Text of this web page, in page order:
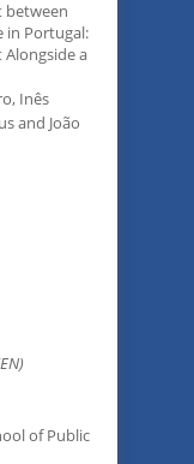
between
in Portugal:
Alongside a
Inês
and João
of Public